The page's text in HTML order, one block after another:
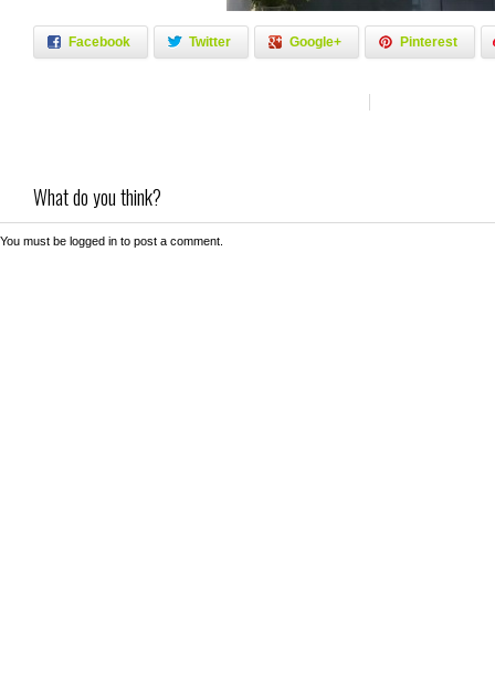
Facebook Twitter Google+ Pinterest
What do you think?
You must be logged in to post a comment.